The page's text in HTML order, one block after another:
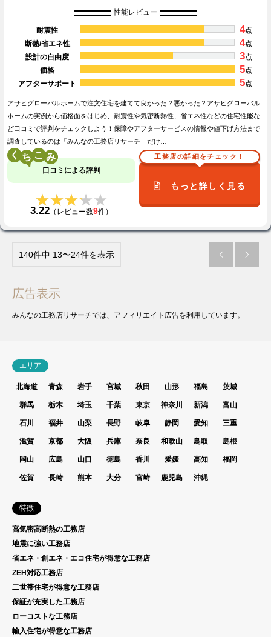
性能レビュー
耐震性 4点
断熱/省エネ性
4点
設計の自由度
3点
価格
5点
アフターサポート
5点
アサヒグローバルホームで注文住宅を建てて良かった？悪かった？アサヒグローバル
ホームの実例から価格面をはじめ、耐震性や気密断熱性、省エネ性などの住宅性能な
ど口コミで評判をチェックしよう！保障やアフターサービスの情報や値下げ方法まで
調査しているのは「みんなの工務店リサーチ」だけ…
く こ
口コミによる評判
★★★★★
★★★★★
3.22 （レビュー数9件）
工務店の詳細をチェック！
もっと詳しく見る
140件中 13〜24件を表示  
広告表示
みんなの工務店リサーチでは、アフィリエイト広告を利用しています。
エリア
北海道 青森 岩手 宮城 秋田 山形 福島 茨城
群馬 栃木 埼玉 千葉 東京 神奈川 新潟 富山
石川 福井 山梨 長野 岐阜 静岡 愛知 三重
滋賀 京都 大阪 兵庫 奈良 和歌山 鳥取 島根
岡山 広島 山口 徳島 香川 愛媛 高知 福岡
佐賀 長崎 熊本 大分 宮崎 鹿児島 沖縄
特徴
高気密高断熱の工務店
地震に強い工務店
省エネ・創エネ・エコ住宅が得意な工務店
ZEH対応工務店
二世帯住宅が得意な工務店
保証が充実した工務店
ローコストな工務店
輸入住宅が得意な工務店